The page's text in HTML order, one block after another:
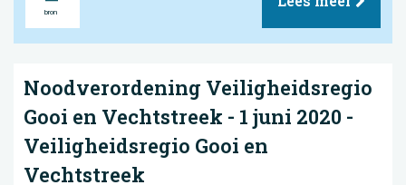
Noodverordening Veiligheidsregio
Gooi en Vechtstreek - 1 juni 2020 -
Veiligheidsregio Gooi en
Vechtstreek